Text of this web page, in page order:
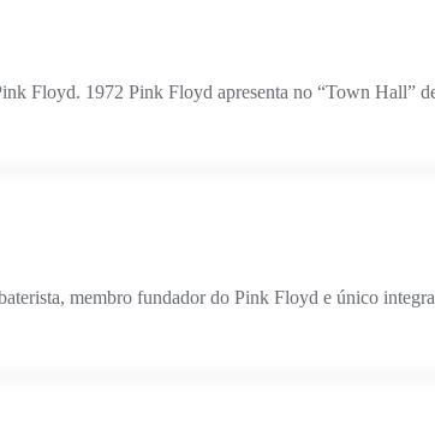
Floyd. 1972 Pink Floyd apresenta no “Town Hall”
membro fundador do Pink Floyd e único